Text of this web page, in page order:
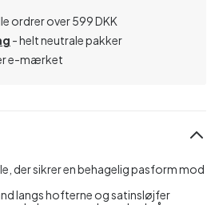
ordrer over 599 DKK
- helt neutrale pakker
e-mærket
der sikrer en behagelig pasform mod
langs hofterne og satinsløjfer